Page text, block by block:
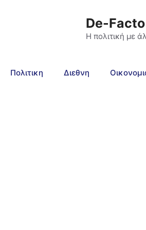
De-Facto
Η πολιτική με
Πολιτικη Διεθνη